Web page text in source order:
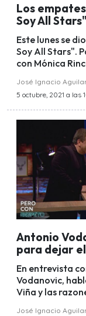
Los
Soy All Stars"
Este lunes se
Soy All Stars".
con Mónica
José Ignacio
5 octubre, 2021 a las
Antonio
para dejar
En entrevista
Vodanovic,
Viña y las
José Ignacio